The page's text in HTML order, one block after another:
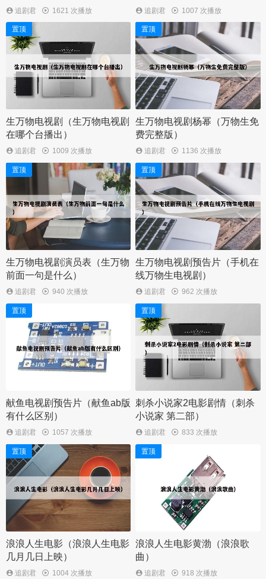
追剧君 1621 次播放 追剧君 1007 次播放
置顶
生万物电视剧（生万物电视剧
在哪个台播出）
追剧君 1009 次播放
置顶
生万物电视剧杨幂（万物生免
费完整版）
追剧君 1136 次播放
置顶
生万物电视剧演员表（生万物
前面一句是什么）
追剧君 940 次播放
置顶
生万物电视剧预告片（手机在
线万物生电视剧）
追剧君 962 次播放
置顶
献鱼电视剧预告片（献鱼ab版
有什么区别）
追剧君 1057 次播放
置顶
刺杀小说家2电影剧情（刺杀
小说家 第二部）
追剧君 833 次播放
置顶
浪浪人生电影（浪浪人生电影
几月几日上映）
追剧君 1004 次播放
置顶
浪浪人生电影黄渤（浪浪歌
曲）
追剧君 918 次播放